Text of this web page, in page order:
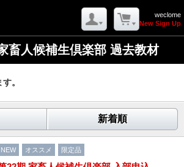
weclome
New Sign Up
畜人候補生倶楽部 過去教材
。
新着順
NEW オススメ 限定品